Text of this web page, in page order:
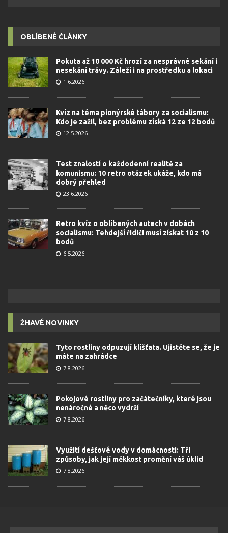
OBLÍBENÉ ČLÁNKY
Pokuta až 10 000 Kč hrozí za nesprávné sekání i
nesekání trávy. Záleží i na prostředku a lokaci
1.6.2026
Kvíz na téma pionýrské tábory za socialismu:
Kdo je zažil, bez problému získá 12 ze 12 bodů
12.5.2026
Test znalostí o každodenní realitě za
komunismu: 10 retro otázek ukáže, kdo má
dobrý přehled
23.6.2026
Retro kvíz o oblíbených autech v dobách
socialismu: Tehdejší řidiči musí získat 10 z 10
bodů
6.5.2026
ŽHAVÉ NOVINKY
Tyto rostliny odpuzují klíšťata. Ujistěte se, že je
máte na zahrádce
7.8.2026
Pokojové rostliny pro začátečníky, které jsou
nenáročné a něco vydrží
7.8.2026
Využití dešťové vody v domácnosti: Tři
způsoby, jak její měkkost promění váš úklid
7.8.2026